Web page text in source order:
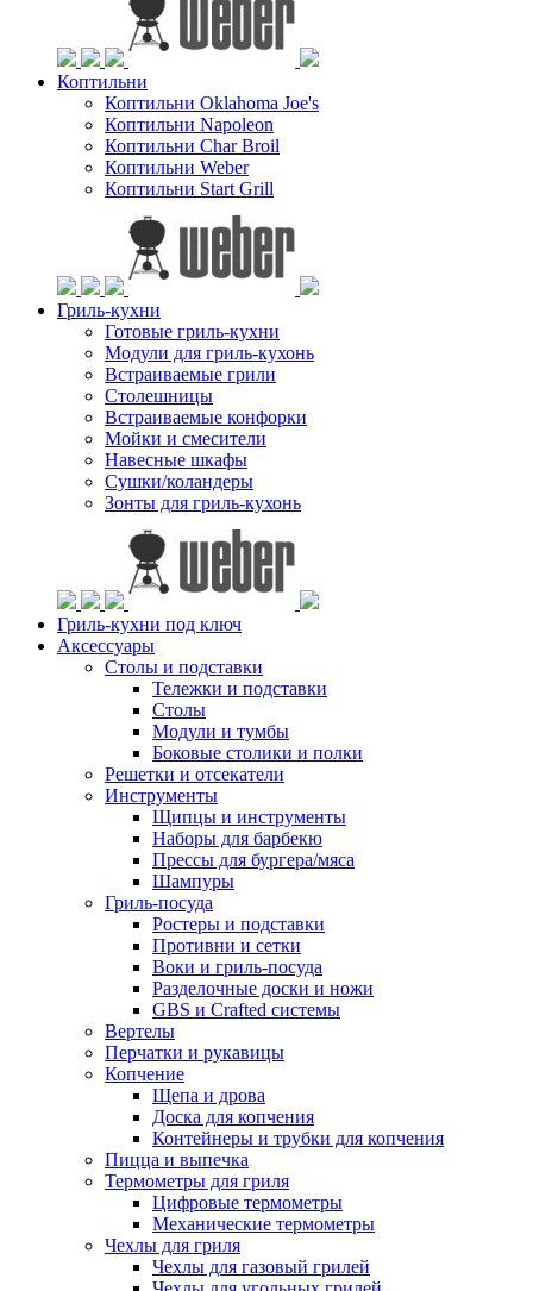
Коптильни
Коптильни Oklahoma Joe's
Коптильни Napoleon
Коптильни Char Broil
Коптильни Weber
Коптильни Start Grill
Гриль-кухни
Готовые гриль-кухни
Модули для гриль-кухонь
Встраиваемые грили
Столешницы
Встраиваемые конфорки
Мойки и смесители
Навесные шкафы
Сушки/коландеры
Зонты для гриль-кухонь
Гриль-кухни под ключ
Аксессуары
Столы и подставки
Тележки и подставки
Столы
Модули и тумбы
Боковые столики и полки
Решетки и отсекатели
Инструменты
Щипцы и инструменты
Наборы для барбекю
Прессы для бургера/мяса
Шампуры
Гриль-посуда
Ростеры и подставки
Противни и сетки
Воки и гриль-посуда
Разделочные доски и ножи
GBS и Crafted системы
Вертелы
Перчатки и рукавицы
Копчение
Щепа и дрова
Доска для копчения
Контейнеры и трубки для копчения
Пицца и выпечка
Термометры для гриля
Цифровые термометры
Механические термометры
Чехлы для гриля
Чехлы для газовый грилей